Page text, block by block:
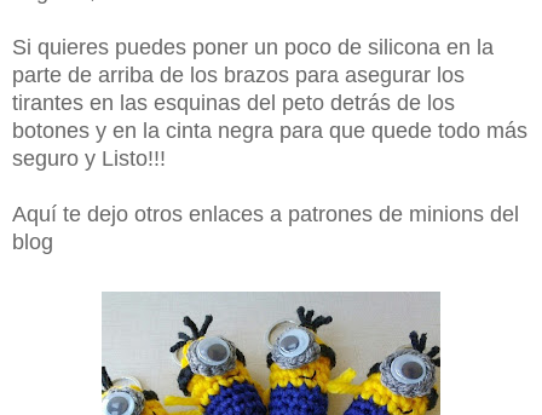
Si quieres puedes poner un poco de silicona en la
parte de arriba de los brazos para asegurar los
tirantes en las esquinas del peto detrás de los
botones y en la cinta negra para que quede todo más
seguro y Listo!!!
Aquí te dejo otros enlaces a patrones de minions del
blog